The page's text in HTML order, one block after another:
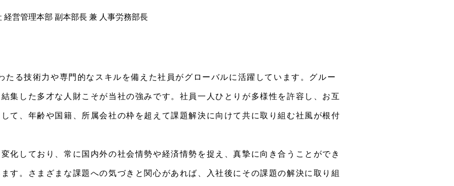
経営管理本部 副本部長 兼 人事労務部長
たる技術力や専門的なスキルを備えた社員がグローバルに活躍しています。グルー
集した多才な人財こそが当社の強みです。社員一人ひとりが多様性を許容し、お互
て、年齢や国籍、所属会社の枠を超えて課題解決に向けて共に取り組む社風が根付
化しており、常に国内外の社会情勢や経済情勢を捉え、真摯に向き合うことができ
す。さまざまな課題への気づきと関心があれば、入社後にその課題の解決に取り組